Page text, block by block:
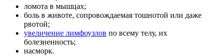
ломота в мышцах;
боль в животе, сопровождаемая тошнотой или даже
рвотой;
увеличение лимфоузлов по всему телу, их
болезненность;
насморк.